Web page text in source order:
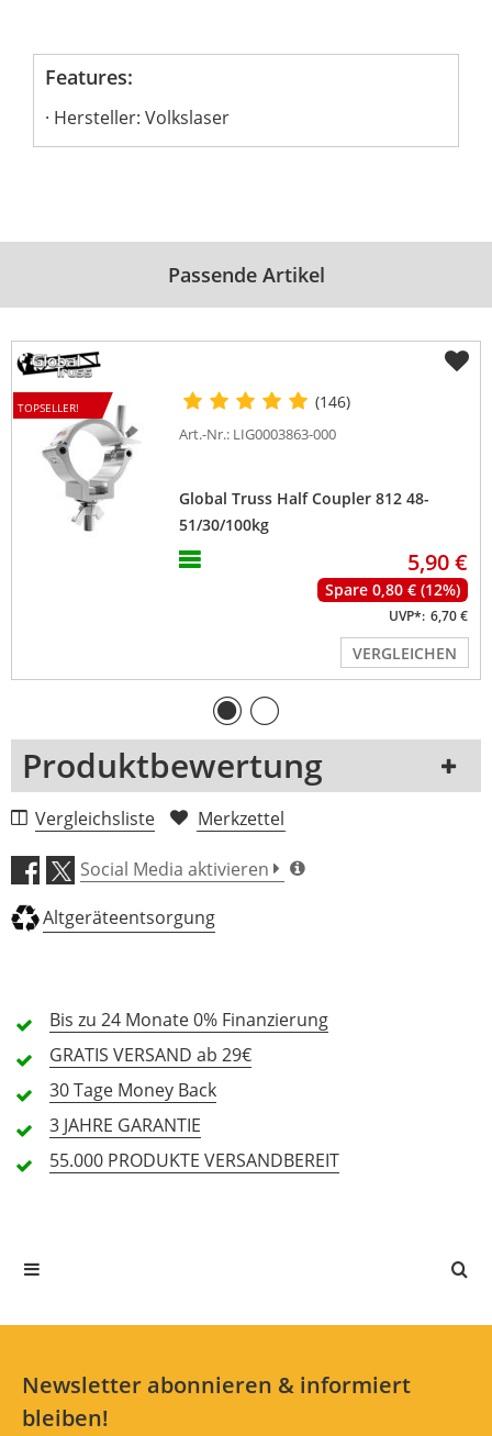
Features:
Hersteller: Volkslaser
Passende Artikel
TOPSELLER! (146)
Art.-Nr.: LIG0003863-000
Global Truss Half Coupler 812 48-
51/30/100kg
5,90 €
Spare 0,80 € (12%)
UVP*: 6,70 €
VERGLEICHEN
Produktbewertung
1 Rezension
5 Sterne
4 Sterne
3 Sterne
Alle Sprachen
In deiner Sprache gibt es noch keine Textbewertungen.
Vergleichsliste Merkzettel
Social Media aktivieren
Altgeräteentsorgung
Bis zu 24 Monate0% Finanzierung
GRATIS VERSAND ab 29€
30 Tage Money Back
3 JAHRE GARANTIE
55.000 PRODUKTE VERSANDBEREIT
Newsletter abonnieren & informiert
bleiben!